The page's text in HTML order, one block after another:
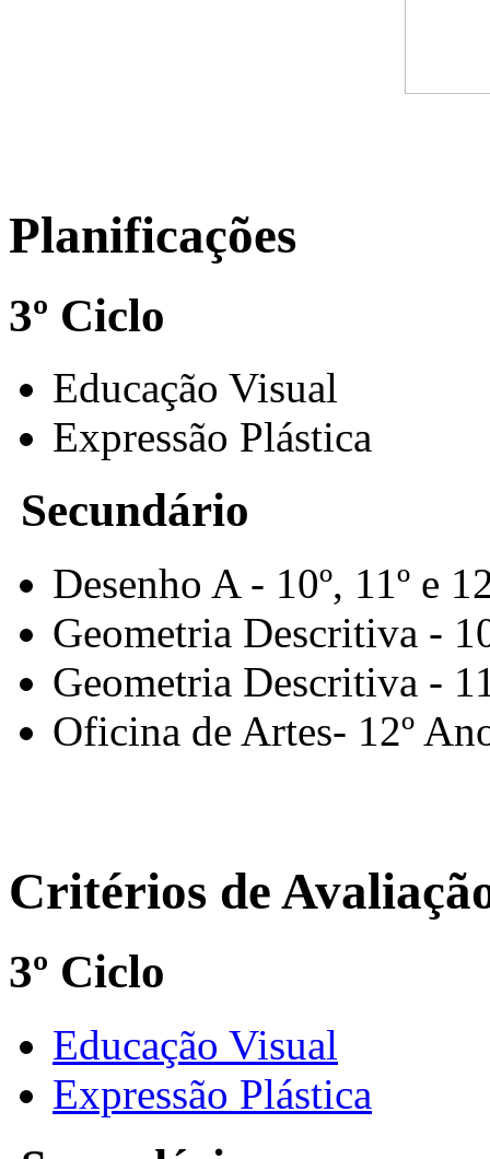
Planificações
3º Ciclo
Educação Visual
Expressão Plástica
Secundário
Desenho A - 10º, 11º e
Geometria Descritiva -
Geometria Descritiva -
Oficina de Artes- 12º
Critérios de
3º Ciclo
Educação Visual
Expressão Plástica